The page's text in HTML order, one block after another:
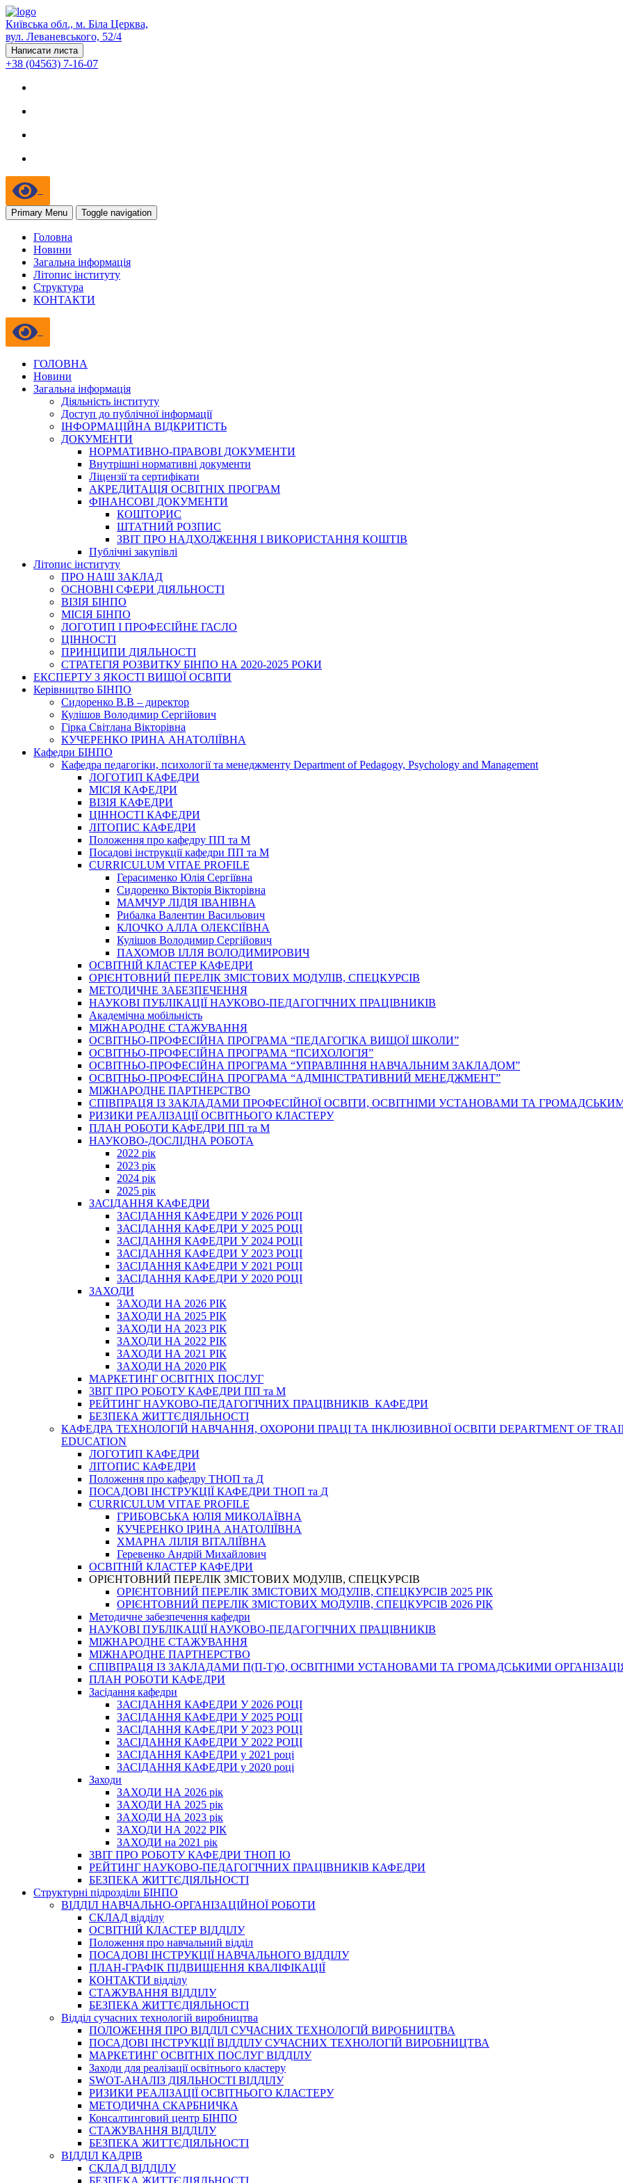
Київська обл., м. Біла Церква,
вул. Леваневського, 52/4
Написати листа
+38 (04563) 7-16-07
Primary Menu Toggle navigation
Головна
Новини
Загальна інформація
Літопис інституту
Структура
КОНТАКТИ
ГОЛОВНА
Новини
Загальна інформація
Діяльність інституту
Доступ до публічної інформації
ІНФОРМАЦІЙНА ВІДКРИТІСТЬ
ДОКУМЕНТИ
НОРМАТИВНО-ПРАВОВІ ДОКУМЕНТИ
Внутрішні нормативні документи
Ліцензії та сертифікати
АКРЕДИТАЦІЯ ОСВІТНІХ ПРОГРАМ
ФІНАНСОВІ ДОКУМЕНТИ
КОШТОРИС
ШТАТНИЙ РОЗПИС
ЗВІТ ПРО НАДХОДЖЕННЯ І ВИКОРИСТАННЯ КОШТІВ
Публічні закупівлі
Літопис інституту
ПРО НАШ ЗАКЛАД
ОСНОВНІ СФЕРИ ДІЯЛЬНОСТІ
ВІЗІЯ БІНПО
МІСІЯ БІНПО
ЛОГОТИП І ПРОФЕСІЙНЕ ГАСЛО
ЦІННОСТІ
ПРИНЦИПИ ДІЯЛЬНОСТІ
СТРАТЕГІЯ РОЗВИТКУ БІНПО НА 2020-2025 РОКИ
ЕКСПЕРТУ З ЯКОСТІ ВИЩОЇ ОСВІТИ
Керівництво БІНПО
Сидоренко В.В – директор
Кулішов Володимир Сергійович
Гірка Світлана Вікторівна
КУЧЕРЕНКО ІРИНА АНАТОЛІЇВНА
Кафедри БІНПО
Кафедра педагогіки, психології та менеджменту Department of Pedagogy, Psychology and Management
ЛОГОТИП КАФЕДРИ
МІСІЯ КАФЕДРИ
ВІЗІЯ КАФЕДРИ
ЦІННОСТІ КАФЕДРИ
ЛІТОПИС КАФЕДРИ
Положення про кафедру ПП та М
Посадові інструкції кафедри ПП та М
CURRICULUM VITAE PROFILE
Герасименко Юлія Сергіївна
Сидоренко Вікторія Вікторівна
МАМЧУР ЛІДІЯ ІВАНІВНА
Рибалка Валентин Васильович
КЛОЧКО АЛЛА ОЛЕКСІЇВНА
Кулішов Володимир Сергійович
ПАХОМОВ ІЛЛЯ ВОЛОДИМИРОВИЧ
ОСВІТНІЙ КЛАСТЕР КАФЕДРИ
ОРІЄНТОВНИЙ ПЕРЕЛІК ЗМІСТОВИХ МОДУЛІВ, СПЕЦКУРСІВ
МЕТОДИЧНЕ ЗАБЕЗПЕЧЕННЯ
НАУКОВІ ПУБЛІКАЦІЇ НАУКОВО-ПЕДАГОГІЧНИХ ПРАЦІВНИКІВ
Академічна мобільність
МІЖНАРОДНЕ СТАЖУВАННЯ
ОСВІТНЬО-ПРОФЕСІЙНА ПРОГРАМА “ПЕДАГОГІКА ВИЩОЇ ШКОЛИ”
ОСВІТНЬО-ПРОФЕСІЙНА ПРОГРАМА “ПСИХОЛОГІЯ”
ОСВІТНЬО-ПРОФЕСІЙНА ПРОГРАМА “УПРАВЛІННЯ НАВЧАЛЬНИМ ЗАКЛАДОМ”
ОСВІТНЬО-ПРОФЕСІЙНА ПРОГРАМА “АДМІНІСТРАТИВНИЙ МЕНЕДЖМЕНТ”
МІЖНАРОДНЕ ПАРТНЕРСТВО
СПІВПРАЦЯ ІЗ ЗАКЛАДАМИ ПРОФЕСІЙНОЇ ОСВІТИ, ОСВІТНІМИ УСТАНОВАМИ ТА
РИЗИКИ РЕАЛІЗАЦІЇ ОСВІТНЬОГО КЛАСТЕРУ
ПЛАН РОБОТИ КАФЕДРИ ПП та М
НАУКОВО-ДОСЛІДНА РОБОТА
2022 рік
2023 рік
2024 рік
2025 рік
ЗАСІДАННЯ КАФЕДРИ
ЗАСІДАННЯ КАФЕДРИ У 2026 РОЦІ
ЗАСІДАННЯ КАФЕДРИ У 2025 РОЦІ
ЗАСІДАННЯ КАФЕДРИ У 2024 РОЦІ
ЗАСІДАННЯ КАФЕДРИ У 2023 РОЦІ
ЗАСІДАННЯ КАФЕДРИ У 2021 РОЦІ
ЗАСІДАННЯ КАФЕДРИ У 2020 РОЦІ
ЗАХОДИ
ЗАХОДИ НА 2026 РІК
ЗАХОДИ НА 2025 РІК
ЗАХОДИ НА 2023 РІК
ЗАХОДИ НА 2022 РІК
ЗАХОДИ НА 2021 РІК
ЗАХОДИ НА 2020 РІК
МАРКЕТИНГ ОСВІТНІХ ПОСЛУГ
3BIT ПРО РОБОТУ КАФЕДРИ ПП та М
РЕЙТИНГ НАУКОВО-ПЕДАГОГІЧНИХ ПРАЦІВНИКІВ КАФЕДРИ
БЕЗПЕКА ЖИТТЄДІЯЛЬНОСТІ
КАФЕДРА ТЕХНОЛОГІЙ НАВЧАННЯ, ОХОРОНИ ПРАЦІ ТА ІНКЛЮЗИВНОЇ ОСВІТИ DEPARTMENT OF
EDUCATION
ЛОГОТИП КАФЕДРИ
ЛІТОПИС КАФЕДРИ
Положення про кафедру ТНОП та Д
ПОСАДОВІ ІНСТРУКЦІЇ КАФЕДРИ ТНОП та Д
CURRICULUM VITAE PROFILE
ГРИБОВСЬКА ЮЛІЯ МИКОЛАЇВНА
КУЧЕРЕНКО ІРИНА АНАТОЛІЇВНА
ХМАРНА ЛІЛІЯ ВІТАЛІЇВНА
Геревенко Андрій Михайлович
ОСВІТНІЙ КЛАСТЕР КАФЕДРИ
ОРІЄНТОВНИЙ ПЕРЕЛІК ЗМІСТОВИХ МОДУЛІВ, СПЕЦКУРСІВ
ОРІЄНТОВНИЙ ПЕРЕЛІК ЗМІСТОВИХ МОДУЛІВ, СПЕЦКУРСІВ 2025 РІК
ОРІЄНТОВНИЙ ПЕРЕЛІК ЗМІСТОВИХ МОДУЛІВ, СПЕЦКУРСІВ 2026 РІК
Методичне забезпечення кафедри
НАУКОВІ ПУБЛІКАЦІЇ НАУКОВО-ПЕДАГОГІЧНИХ ПРАЦІВНИКІВ
МІЖНАРОДНЕ СТАЖУВАННЯ
МІЖНАРОДНЕ ПАРТНЕРСТВО
СПІВПРАЦЯ ІЗ ЗАКЛАДАМИ П(П-Т)О, ОСВІТНІМИ УСТАНОВАМИ ТА ГРОМАДСЬКИМИ
ПЛАН РОБОТИ КАФЕДРИ
Засідання кафедри
ЗАСІДАННЯ КАФЕДРИ У 2026 РОЦІ
ЗАСІДАННЯ КАФЕДРИ У 2025 РОЦІ
ЗАСІДАННЯ КАФЕДРИ У 2023 РОЦІ
ЗАСІДАННЯ КАФЕДРИ У 2022 РОЦІ
ЗАСІДАННЯ КАФЕДРИ у 2021 році
ЗАСІДАННЯ КАФЕДРИ у 2020 році
Заходи
ЗАХОДИ НА 2026 рік
ЗАХОДИ НА 2025 рік
ЗАХОДИ НА 2023 рік
ЗАХОДИ НА 2022 РІК
ЗАХОДИ на 2021 рік
3BIT ПРО РОБОТУ КАФЕДРИ ТНОП ІО
РЕЙТИНГ НАУКОВО-ПЕДАГОГІЧНИХ ПРАЦІВНИКІВ КАФЕДРИ
БЕЗПЕКА ЖИТТЄДІЯЛЬНОСТІ
Структурні підрозділи БІНПО
ВІДДІЛ НАВЧАЛЬНО-ОРГАНІЗАЦІЙНОЇ РОБОТИ
СКЛАД відділу
ОСВІТНІЙ КЛАСТЕР ВІДДІЛУ
Положення про навчальний вiддiл
ПОСАДОВІ ІНСТРУКЦІЇ НАВЧАЛЬНОГО ВІДДІЛУ
ПЛАН-ГРАФІК ПІДВИЩЕННЯ КВАЛІФІКАЦІЇ
КОНТАКТИ відділу
СТАЖУВАННЯ ВІДДІЛУ
БЕЗПЕКА ЖИТТЄДІЯЛЬНОСТІ
Відділ сучасних технологій виробництва
ПОЛОЖЕННЯ ПРО ВІДДІЛ СУЧАСНИХ ТЕХНОЛОГІЙ ВИРОБНИЦТВА
ПОСАДОВІ ІНСТРУКЦІЇ ВІДДІЛУ СУЧАСНИХ ТЕХНОЛОГІЙ ВИРОБНИЦТВА
МАРКЕТИНГ ОСВІТНІХ ПОСЛУГ ВІДДІЛУ
Заходи для реалізації освітнього кластеру
SWOT-АНАЛІЗ ДІЯЛЬНОСТІ ВІДДІЛУ
РИЗИКИ РЕАЛІЗАЦІЇ ОСВІТНЬОГО КЛАСТЕРУ
МЕТОДИЧНА СКАРБНИЧКА
Консалтинговий центр БІНПО
СТАЖУВАННЯ ВІДДІЛУ
БЕЗПЕКА ЖИТТЄДІЯЛЬНОСТІ
ВІДДІЛ КАДРІВ
СКЛАД ВІДДІЛУ
БЕЗПЕКА ЖИТТЄДІЯЛЬНОСТІ